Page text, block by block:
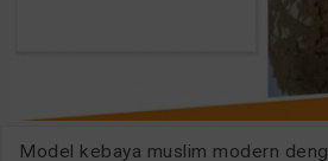
Model kebaya muslim modern